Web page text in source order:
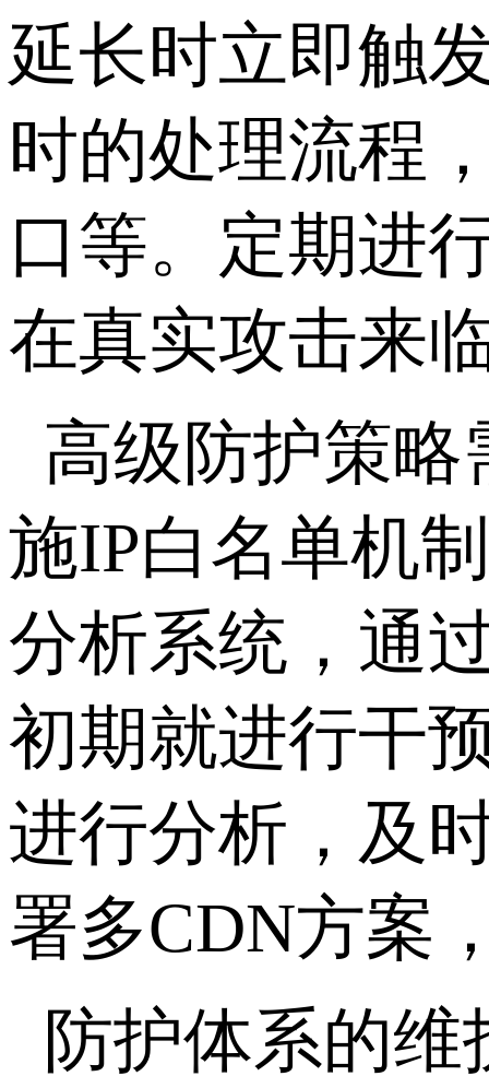
延长时立即触
时的处理流程
口等。定期进
在真实攻击来
高级防护策
施IP白名单机
分析系统，通
初期就进行干
进行分析，及
署多CDN方案
防护体系的